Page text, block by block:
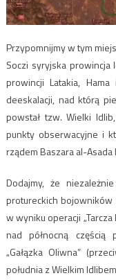
Przypomnijmy w tym
Soczi syryjska prowincja
prowincji Latakia,
deeskalacji, nad którą
powstał tzw. Wielki
punkty obserwacyjne i
rządem Baszara al-
Dodajmy, że
protureckich bojowników
w wyniku operacji „Tarcza
nad północną częścią
„Gałązka Oliwna”
południa z Wielkim